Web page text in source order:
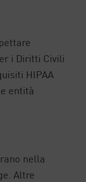
i Diritti Civili
HIPAA
entità
nella
Altre